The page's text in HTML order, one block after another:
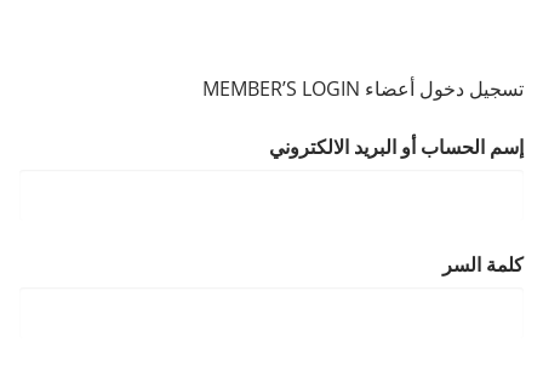
تسجيل دخول أعضاء MEMBER’S LOGIN
إسم الحساب أو البريد الالكتروني
كلمة السر